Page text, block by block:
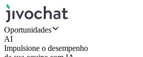
Oportunidades
AI
Impulsione o desempenho